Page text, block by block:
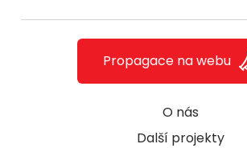
O nás
Další projekty
Propagace na webu